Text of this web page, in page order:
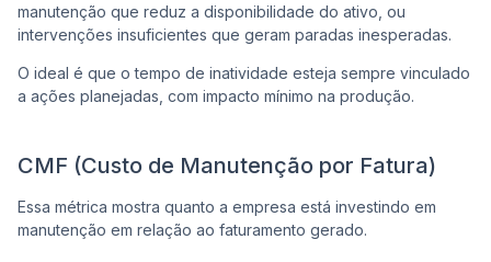
manutenção que reduz a disponibilidade do ativo, ou
intervenções insuficientes que geram paradas inesperadas.
O ideal é que o tempo de inatividade esteja sempre vinculado
a ações planejadas, com impacto mínimo na produção.
CMF (Custo de Manutenção por Fatura)
Essa métrica mostra quanto a empresa está investindo em
manutenção em relação ao faturamento gerado.